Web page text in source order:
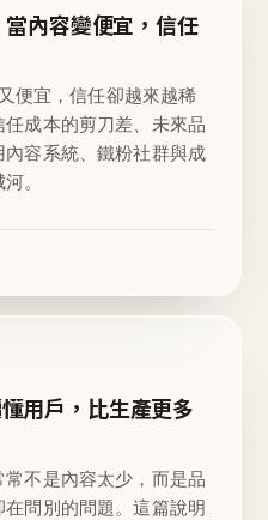
內容變便宜，信任
便宜，信任卻越來越稀
成本的剪刀差、未來品
容系統、鐵粉社群與成
。
用戶，比生產更多
不是內容太少，而是品
問別的問題。這篇說明